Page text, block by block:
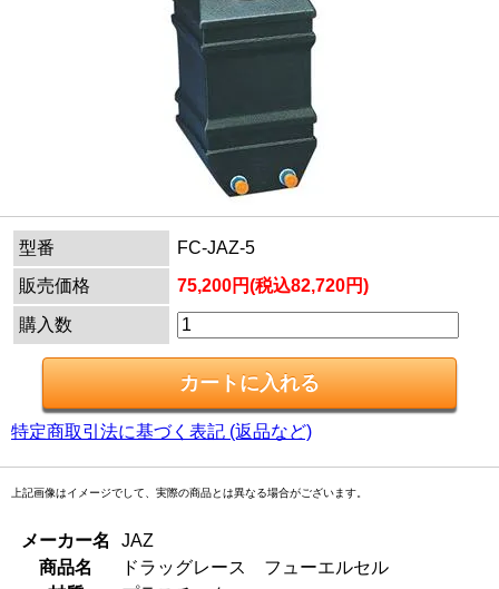
型番
FC-JAZ-5
販売価格
75,200円(税込82,720円)
購入数
特定商取引法に基づく表記 (返品など)
上記画像はイメージでして、実際の商品とは異なる場合がございます。
メーカー名
JAZ
商品名
ドラッグレース フューエルセル